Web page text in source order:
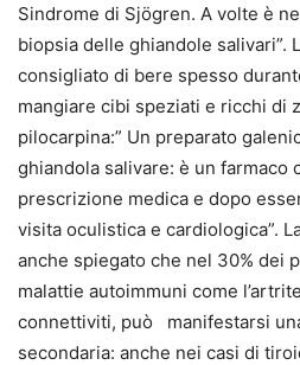
Sindrome di Sjögren. A volte è
biopsia delle ghiandole salivari”.
consigliato di bere spesso
mangiare cibi speziati e ricchi di
pilocarpina:” Un preparato
ghiandola salivare: è un farmaco
prescrizione medica e dopo
visita oculistica e cardiologica”.
anche spiegato che nel 30% dei
malattie autoimmuni come
connettiviti, può manifestarsi
secondaria: anche nei casi di